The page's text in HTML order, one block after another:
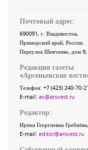
Почтовый адрес:
690091, г. Владивосток,
Приморский край, Россия
Переулок Шевченко, дом
Редакция газеты
«Арсеньевские вести
Телефон: +7 (423) 240-70-21
E-mail: av@arsvest.ru
Редактор:
Ирина Георгиевна Гребнёва,
E-mail: editor@arsvest.ru